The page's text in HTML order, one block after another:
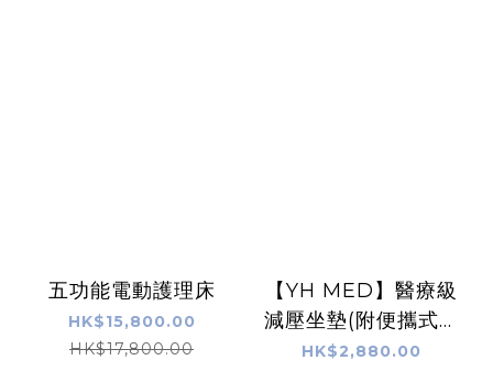
五功能電動護理床
HK$15,800.00
HK$17,800.00
【YH MED】醫療級
減壓坐墊(附便攜式氣
泵)
HK$2,880.00